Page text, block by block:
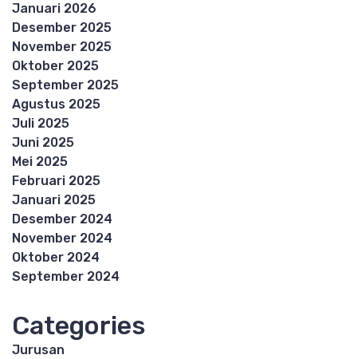
Januari 2026
Desember 2025
November 2025
Oktober 2025
September 2025
Agustus 2025
Juli 2025
Juni 2025
Mei 2025
Februari 2025
Januari 2025
Desember 2024
November 2024
Oktober 2024
September 2024
Categories
Jurusan